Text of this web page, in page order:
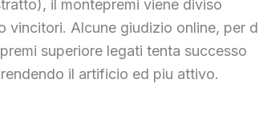
il montepremi viene diviso
vincitori. Alcune giudizio online, per
superiore legati tenta successo
il artificio ed piu attivo.